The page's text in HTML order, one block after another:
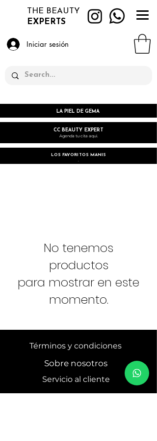
THE BEAUTY
EXPERTS
LA PIEL DE GEMA
CC BEAUTY EXPERT
Agenda tu cita aqui.
LOS FAVORITOS MANIS
.
Iniciar sesión
No tenemos
productos
para mostrar en este
momento.
Términos y condiciones
Sobre nosotros
Servicio al cliente